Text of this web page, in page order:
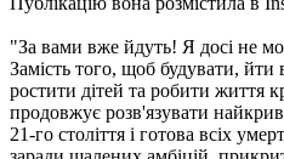
"За вами вже йдуть! Я досі не
Замість того, щоб будувати,
ростити дітей та робити життя
продовжує розв'язувати
21-го століття і готова всіх